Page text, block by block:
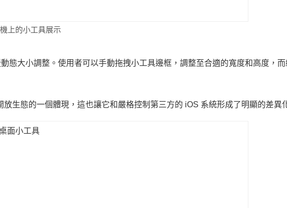
上的小工具展示
態大小調整。使用者可以手動拖拽小工具邊框，調整至合適的寬度和高度，
生態的一個體現，這也讓它和嚴格控制第三方的 iOS 系統形成了明顯的差異